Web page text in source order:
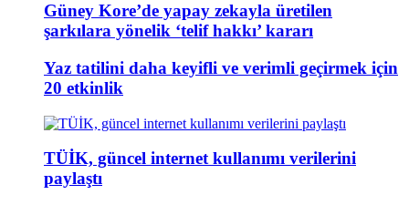
Güney Kore’de yapay zekayla üretilen
şarkılara yönelik ‘telif hakkı’ kararı
Yaz tatilini daha keyifli ve verimli geçirmek için
20 etkinlik
TÜİK, güncel internet kullanımı verilerini
paylaştı